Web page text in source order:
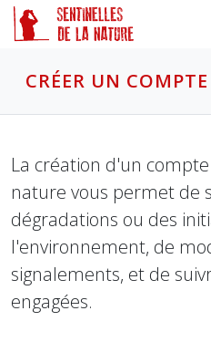
CRÉER UN
La création d'un
nature vous permet de
dégradations ou des
l'environnement, de
signalements, et de
engagées.
Panneau de gestion des cookies